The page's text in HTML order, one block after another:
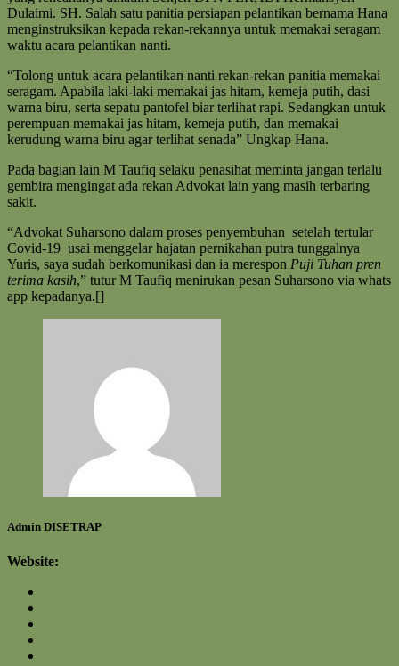
Dulaimi. SH. Salah satu panitia persiapan pelantikan bernama Hana
menginstruksikan kepada rekan-rekannya untuk memakai seragam
waktu acara pelantikan nanti.
“Tolong untuk acara pelantikan nanti rekan-rekan panitia memakai
seragam. Apabila laki-laki memakai jas hitam, kemeja putih, dasi
warna biru, serta sepatu pantofel biar terlihat rapi. Sedangkan untuk
perempuan memakai jas hitam, kemeja putih, dan memakai
kerudung warna biru agar terlihat senada” Ungkap Hana.
Pada bagian lain M Taufiq selaku penasihat meminta jangan terlalu
gembira mengingat ada rekan Advokat lain yang masih terbaring
sakit.
“Advokat Suharsono dalam proses penyembuhan setelah tertular
Covid-19 usai menggelar hajatan pernikahan putra tunggalnya
Yuris, saya sudah berkomunikasi dan ia merespon Puji Tuhan pren
terima kasih,” tutur M Taufiq menirukan pesan Suharsono via whats
app kepadanya.[]
Admin DISETRAP
Website: